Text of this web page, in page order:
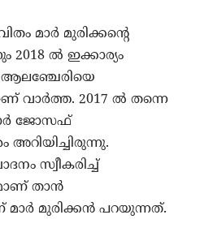
മാര്‍ മുരിക്കന്റെ
ല്‍ ഇക്കാര്യം
ആലഞ്ചേരിയെ
വാര്‍ത്ത. 2017 ല്‍ തന്നെ
ജോസഫ്
അറിയിച്ചിരുന്നു.
സ്വീകരിച്ച്
താന്‍
മുരിക്കന്‍ പറയുന്നത്.